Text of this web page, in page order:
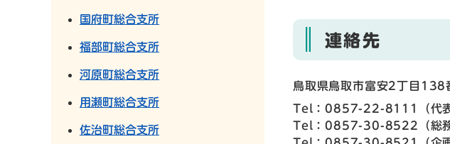
連絡先
鳥取県鳥取市富安2丁目138
Tel：0857-22-8111
（代
Tel：0857-30-8522
（総
国府町総合支所
福部町総合支所
河原町総合支所
用瀬町総合支所
佐治町総合支所